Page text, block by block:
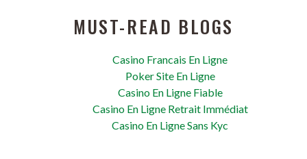
MUST-READ BLOGS
Casino Francais En Ligne
Poker Site En Ligne
Casino En Ligne Fiable
Casino En Ligne Retrait Immédiat
Casino En Ligne Sans Kyc